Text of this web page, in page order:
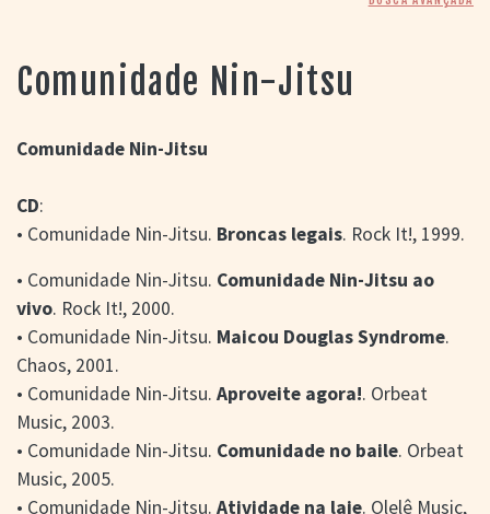
PORTAL DO
CINEMA GAÚCHO
> BUSCA AVANÇADA
CINEASTAS
> DISCOGRAFIAS
CONTATO E
LOCALIZAÇÃO
Comunidade Nin-Jitsu
Comunidade Nin-Jitsu
CD:
• Comunidade Nin-Jitsu. Broncas legais. Rock It!, 1999.
• Comunidade Nin-Jitsu. Comunidade Nin-Jitsu ao
vivo. Rock It!, 2000.
• Comunidade Nin-Jitsu. Maicou Douglas Syndrome.
Chaos, 2001.
• Comunidade Nin-Jitsu. Aproveite agora!. Orbeat
Music, 2003.
• Comunidade Nin-Jitsu. Comunidade no baile. Orbeat
Music, 2005.
• Comunidade Nin-Jitsu. Atividade na laje. Olelê Music,